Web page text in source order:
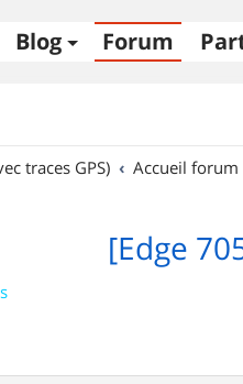
Blog Forum
traces GPS)
Accueil forum
[Edge